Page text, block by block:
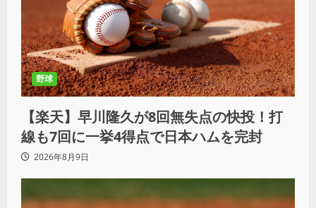
野球
【楽天】早川隆久が8回無失点の快投！打
線も7回に一挙4得点で日本ハムを完封
2026年8月9日